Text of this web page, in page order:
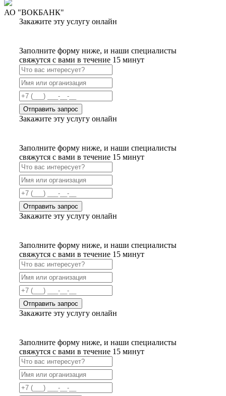
АО "ВОКБАНК"
Закажите эту услугу онлайн
Заполните форму ниже, и наши специалисты
свяжутся с вами в течение 15 минут
Отправить запрос
Закажите эту услугу онлайн
Заполните форму ниже, и наши специалисты
свяжутся с вами в течение 15 минут
Отправить запрос
Закажите эту услугу онлайн
Заполните форму ниже, и наши специалисты
свяжутся с вами в течение 15 минут
Отправить запрос
Закажите эту услугу онлайн
Заполните форму ниже, и наши специалисты
свяжутся с вами в течение 15 минут